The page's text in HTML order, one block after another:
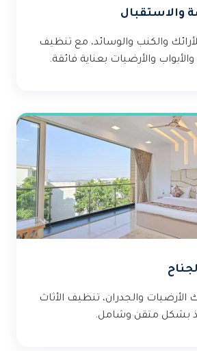
والاستقبال
والكنب والوسائد، مع تنظيف
والأبواب والأرضيات بعناية فائقة.
والجدران، تنظيف الأثاث
بشكل متقن وشامل.